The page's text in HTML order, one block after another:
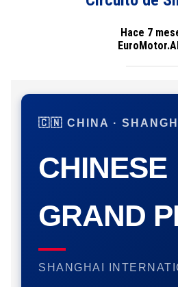
Hace 7
🇨🇳 CHINA ·
CHINESE
GRAND
SHANGHAI